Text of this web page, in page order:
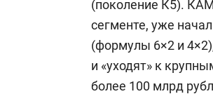
(поколение К5).
сегменте, уже
(формулы 6×2 и
и «уходят» к
более 100 млрд